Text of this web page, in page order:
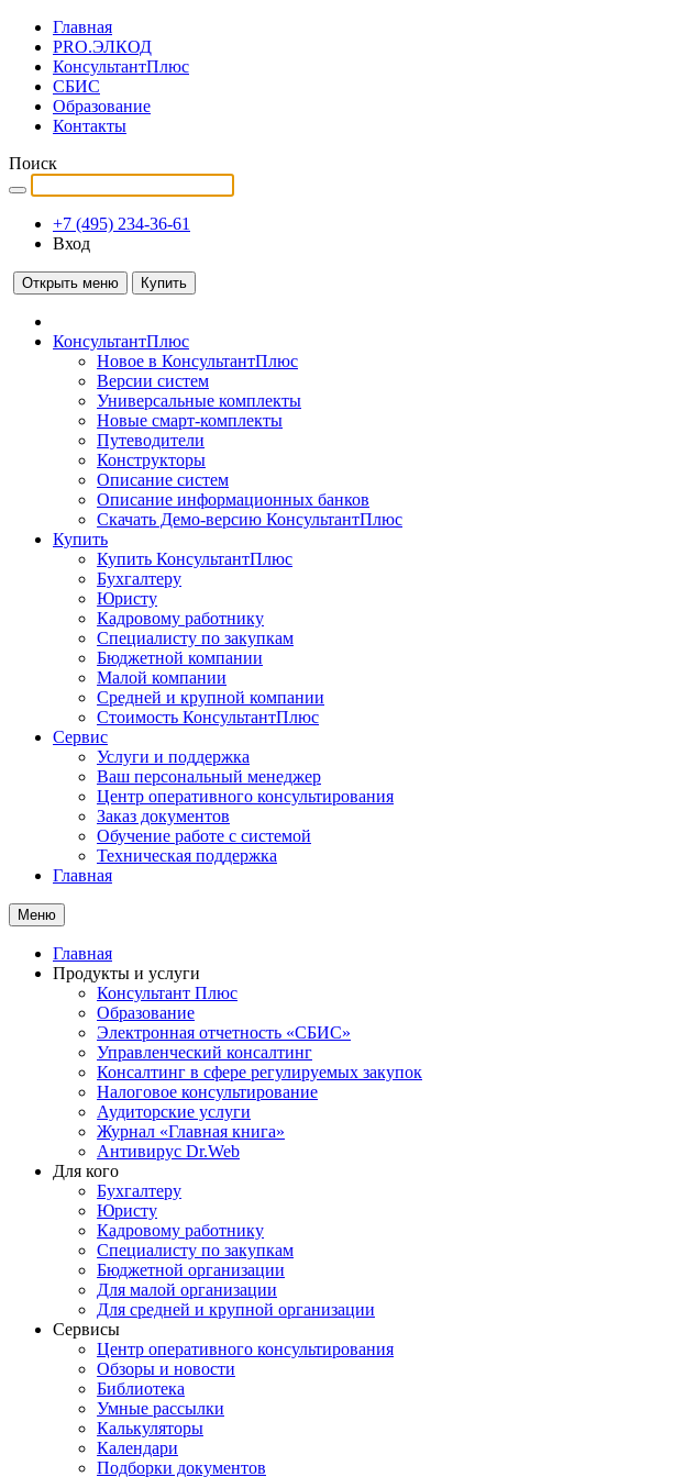
Главная
PRO.ЭЛКОД
КонсультантПлюс
СБИС
Образование
Контакты
Поиск
+7 (495) 234-36-61
Вход
Открыть меню Купить
КонсультантПлюс
Новое в КонсультантПлюс
Версии систем
Универсальные комплекты
Новые смарт-комплекты
Путеводители
Конструкторы
Описание систем
Описание информационных банков
Скачать Демо-версию КонсультантПлюс
Купить
Купить КонсультантПлюс
Бухгалтеру
Юристу
Кадровому работнику
Специалисту по закупкам
Бюджетной компании
Малой компании
Средней и крупной компании
Стоимость КонсультантПлюс
Сервис
Услуги и поддержка
Ваш персональный менеджер
Центр оперативного консультирования
Заказ документов
Обучение работе с системой
Техническая поддержка
Главная
Меню
Главная
Продукты и услуги
Консультант Плюс
Образование
Электронная отчетность «СБИС»
Управленческий консалтинг
Консалтинг в сфере регулируемых закупок
Налоговое консультирование
Аудиторские услуги
Журнал «Главная книга»
Антивирус Dr.Web
Для кого
Бухгалтеру
Юристу
Кадровому работнику
Специалисту по закупкам
Бюджетной организации
Для малой организации
Для средней и крупной организации
Сервисы
Центр оперативного консультирования
Обзоры и новости
Библиотека
Умные рассылки
Калькуляторы
Календари
Подборки документов